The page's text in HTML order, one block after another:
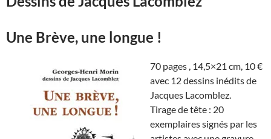
Une Brève, une longue !
70 pages , 14,5×21 cm, 10 €
avec 12 dessins inédits de
Jacques Lacomblez.
Tirage de tête : 20
exemplaires signés par les